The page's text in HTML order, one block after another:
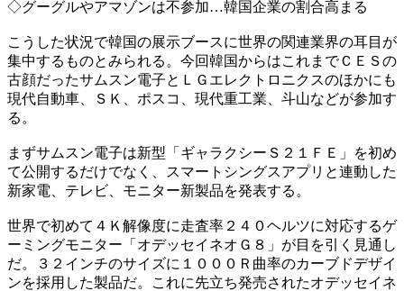
◇グーグルやアマゾンは不参加…韓国企業の割合高まる
こうした状況で韓国の展示ブースに世界の関連業界の耳目が
集中するものとみられる。今回韓国からはこれまでＣＥＳの
古顔だったサムスン電子とＬＧエレクトロニクスのほかにも
現代自動車、ＳＫ、ポスコ、現代重工業、斗山などが参加す
る。
まずサムスン電子は新型「ギャラクシーＳ２１ＦＥ」を初め
て公開するだけでなく、スマートシングスアプリと連動した
新家電、テレビ、モニター新製品を発表する。
世界で初めて４Ｋ解像度に走査率２４０ヘルツに対応するゲ
ーミングモニター「オデッセイネオＧ８」が目を引く見通し
だ。３２インチのサイズに１０００Ｒ曲率のカーブドデザイ
ンを採用した製品だ。これに先立ち発売されたオデッセイネ